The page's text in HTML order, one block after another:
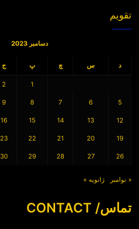
تقویم
دسامبر 2023
د س چ پ ج
1
2
5
6
7
8
9
12
13
14
15
16
19
20
21
22
23
26
27
28
29
30
« نوامبر ژانویه »
تماس/ CONTACT